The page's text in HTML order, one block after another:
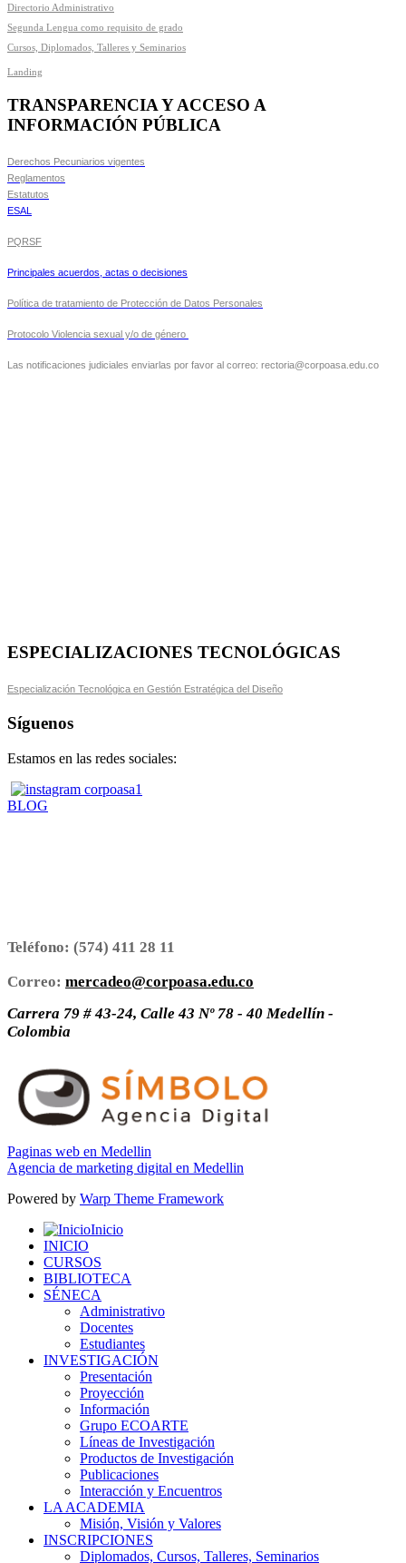
Directorio Administrativo
Segunda Lengua como requisito de grado
Cursos, Diplomados, Talleres y Seminarios
Landing
TRANSPARENCIA Y ACCESO A
INFORMACIÓN PÚBLICA
Derechos Pecuniarios vigentes
Reglamentos
Estatutos
ESAL
PQRSF
Principales acuerdos, actas o decisiones
Política de tratamiento de Protección de Datos Personales
Protocolo Violencia sexual y/o de género
Las notificaciones judiciales enviarlas por favor al correo: rectoria@corpoasa.edu.co
ESPECIALIZACIONES TECNOLÓGICAS
Especialización Tecnológica en Gestión Estratégica del Diseño
Síguenos
Estamos en las redes sociales:
BLOG
Teléfono: (574) 411 28 11
Correo: mercadeo@corpoasa.edu.co
Carrera 79 # 43-24, Calle 43 Nº 78 - 40 Medellín -
Colombia
Paginas web en Medellin
Agencia de marketing digital en Medellin
Powered by Warp Theme Framework
Inicio
INICIO
CURSOS
BIBLIOTECA
SÉNECA
Administrativo
Docentes
Estudiantes
INVESTIGACIÓN
Presentación
Proyección
Información
Grupo ECOARTE
Líneas de Investigación
Productos de Investigación
Publicaciones
Interacción y Encuentros
LA ACADEMIA
Misión, Visión y Valores
INSCRIPCIONES
Diplomados, Cursos, Talleres, Seminarios